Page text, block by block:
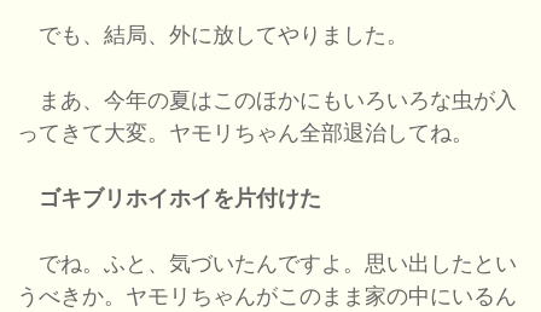
でも、結局、外に放してやりました。
まあ、今年の夏はこのほかにもいろいろな虫が入
ってきて大変。ヤモリちゃん全部退治してね。
ゴキブリホイホイを片付けた
でね。ふと、気づいたんですよ。思い出したとい
うべきか。ヤモリちゃんがこのまま家の中にいるん